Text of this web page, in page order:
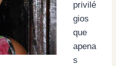
privilé
gios
que
apena
s